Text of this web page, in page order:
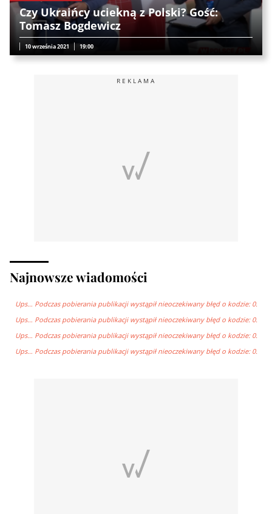
Czy Ukraińcy uciekną z Polski? Gość:
Tomasz Bogdewicz
10 września 2021 19:00
REKLAMA
Najnowsze wiadomości
Ups… Podczas pobierania publikacji wystąpił nieoczekiwany błęd o kodzie: 0.
Ups… Podczas pobierania publikacji wystąpił nieoczekiwany błęd o kodzie: 0.
Ups… Podczas pobierania publikacji wystąpił nieoczekiwany błęd o kodzie: 0.
Ups… Podczas pobierania publikacji wystąpił nieoczekiwany błęd o kodzie: 0.